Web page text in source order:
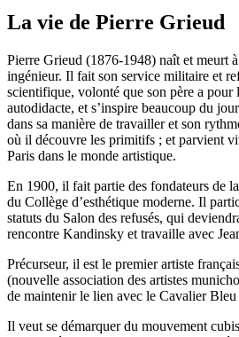
La vie de Pierre Grieud
Pierre Grieud (1876-1948) naît et meurt
ingénieur. Il fait son service militaire et
scientifique, volonté que son père a pour
autodidacte, et s’inspire beaucoup du
dans sa manière de travailler et son
où il découvre les primitifs ; et parvient
Paris dans le monde artistique.
En 1900, il fait partie des fondateurs de
du Collège d’esthétique moderne. Il
statuts du Salon des refusés, qui
rencontre Kandinsky et travaille avec
Précurseur, il est le premier artiste
(nouvelle association des artistes
de maintenir le lien avec le Cavalier Bleu
Il veut se démarquer du mouvement